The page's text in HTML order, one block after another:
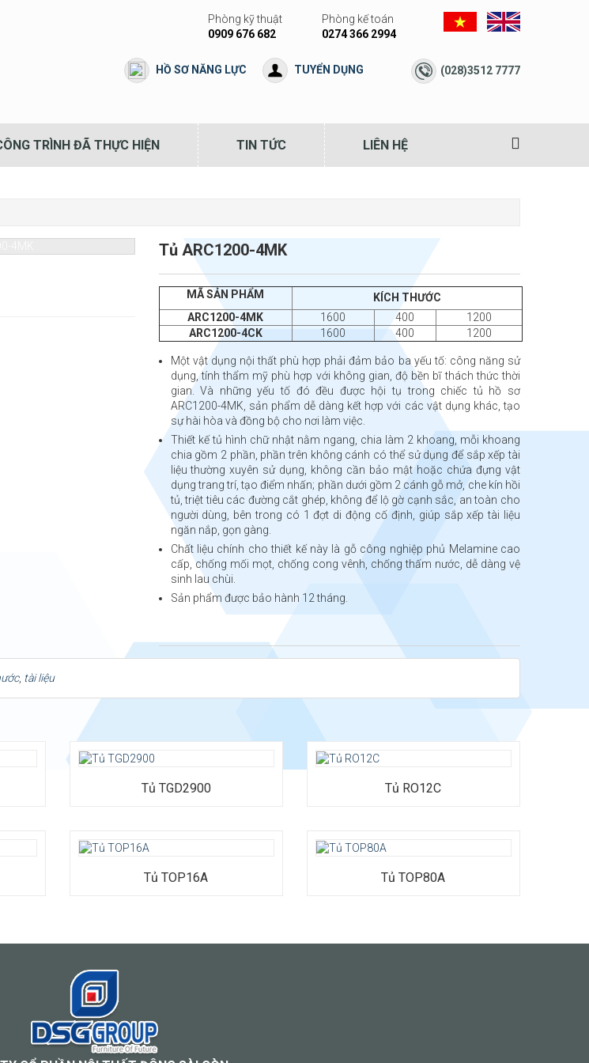
Phòng kỹ thuật
0909 676 682
Phòng kế toán
0274 366 2994
(028)3512 7777
HỒ SƠ NĂNG LỰC TUYỂN DỤNG
TRÌNH ĐÃ THỰC HIỆN TIN TỨC LIÊN HỆ
Tủ ARC1200-4MK
MÃ SẢN PHẨM
KÍCH THƯỚC
ARC1200-4MK
1600 400
1200
ARC1200-4CK
1600 400 1200
Một vật dụng nội thất phù hợp phải đảm bảo ba yếu tố: công năng sử
dụng, tính thẩm mỹ phù hợp với không gian, độ bền bĩ thách thức thời
gian. Và những yếu tố đó đều được hội tụ trong chiếc tủ hồ sơ
ARC1200-4MK, sản phẩm dễ dàng kết hợp với các vật dụng khác, tạo
sự hài hòa và đồng bộ cho nơi làm việc.
Thiết kế tủ hình chữ nhật nằm ngang, chia làm 2 khoang, mỗi khoang
chia gồm 2 phần, phần trên không cánh có thể sử dụng để sắp xếp tài
liệu thường xuyên sử dụng, không cần bảo mật hoặc chứa đựng vật
dụng trang trí, tạo điểm nhấn; phần dưới gồm 2 cánh gỗ mở, che kín hồi
tủ, triệt tiêu các đường cắt ghép, không để lộ gờ cạnh sắc, an toàn cho
người dùng, bên trong có 1 đợt di động cố định, giúp sắp xếp tài liệu
ngăn nắp, gọn gàng.
Chất liệu chính cho thiết kế này là gỗ công nghiệp phủ Melamine cao
cấp, chống mối mọt, chống cong vênh, chống thấm nước, dễ dàng vệ
sinh lau chùi.
Sản phẩm được bảo hành 12 tháng.
, tài liệu
Chất liệu: MFC phủ melamine
Kích thước: Rộng 2900 x Sâu 500 x Cao
Tủ TGD2900 Tủ RO12C
Tủ TOP16A Tủ TOP80A